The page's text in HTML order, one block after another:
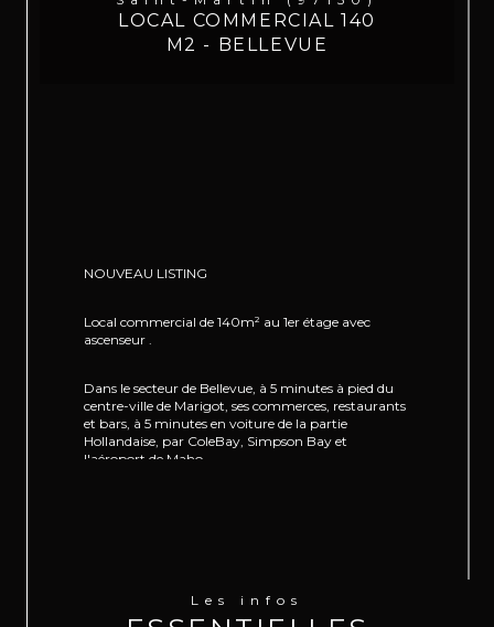
LOCAL COMMERCIAL 140
M2 - BELLEVUE
Les infos
NOUVEAU LISTING
Local commercial de 140m² au 1er étage avec
ascenseur .
Dans le secteur de Bellevue, à 5 minutes à pied du
centre-ville de Marigot, ses commerces, restaurants
et bars, à 5 minutes en voiture de la partie
Hollandaise, par ColeBay, Simpson Bay et
l'aéroport de Maho.